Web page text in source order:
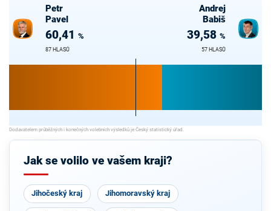
Petr
Pavel
60,41 %
87 HLASŮ
Andrej
Babiš
39,58 %
57 HLASŮ
Jak se volilo ve vašem kraji?
Jihočeský kraj Jihomoravský kraj